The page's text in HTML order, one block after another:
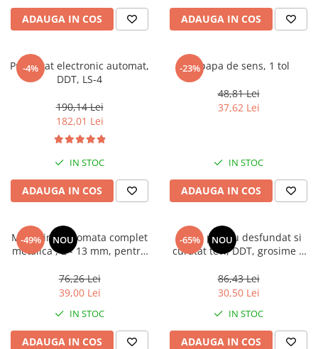
Utilaje Gradinarit
Compresoare
Accesorii Compresoare
Articole uz casnic
Intretinere locuinta
Iluminat si electrice
Cabluri electrice si conductori
Scule si unelte
Batoze, Zdrobitoare și Mori
Mori electrice
Accesorii mori electrice
Batoze de porumb
ADAUGA IN COS ADAUGA IN COS
-4%
Presostat electronic automat,
DDT, LS-4
190,14 Lei
182,01 Lei
IN STOC
ADAUGA IN COS
-23%
Supapa de sens, 1 tol
48,81 Lei
37,62 Lei
IN STOC
ADAUGA IN COS
-49% NOU
Mandrina automata complet
metalica , 2 - 13 mm, pentru
76,26 Lei
39,00 Lei
IN STOC
ADAUGA IN COS
-65% NOU
Sarpe pentru desfundat si
curatat tevi, DDT, grosime 8
86,43 Lei
30,50 Lei
IN STOC
ADAUGA IN COS